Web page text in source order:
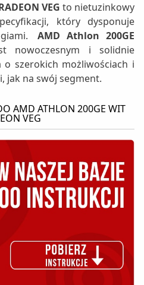
VEG to nietuzinkowy
który dysponuje
AMD Athlon 200GE
nowoczesnym i solidnie
szerokich możliwościach i
jak na swój segment.
AMD ATHLON 200GE WIT
VEG